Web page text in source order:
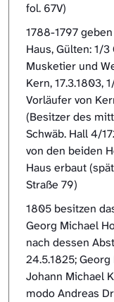
fol. 67V)
1788-1797
Haus, Gülten: 1/
Musketier und
Kern, 17.3.1803,
Vorläufer von
(Besitzer des
Schwäb. Hall 4/
von den beiden
Haus erbaut
Straße 79)
1805 besitzen
Georg Michael
nach dessen
24.5.1825;
Johann Michael
modo Andreas